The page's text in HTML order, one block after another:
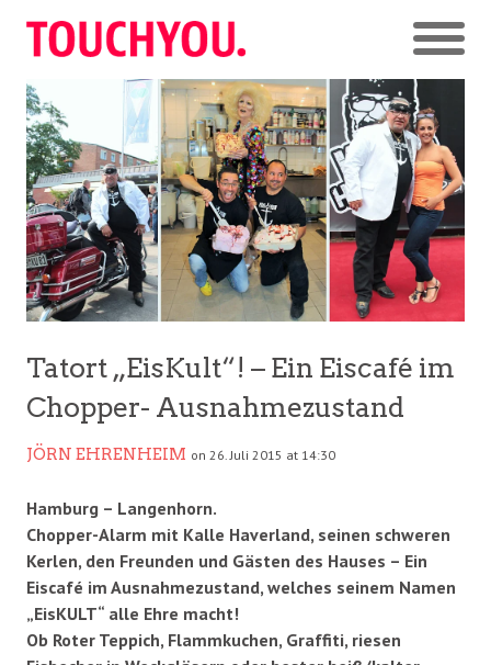
Tatort „EisKult“! – Ein Eiscafé im
Chopper- Ausnahmezustand
JÖRN EHRENHEIM on 26. Juli 2015 at 14:30
Hamburg – Langenhorn.
Chopper-Alarm mit Kalle Haverland, seinen schweren
Kerlen, den Freunden und Gästen des Hauses – Ein
Eiscafé im Ausnahmezustand, welches seinem Namen
„EisKULT“ alle Ehre macht!
Ob Roter Teppich, Flammkuchen, Graffiti, riesen